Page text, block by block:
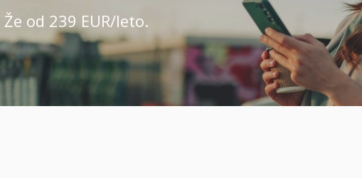
Že od 239 EUR/leto.